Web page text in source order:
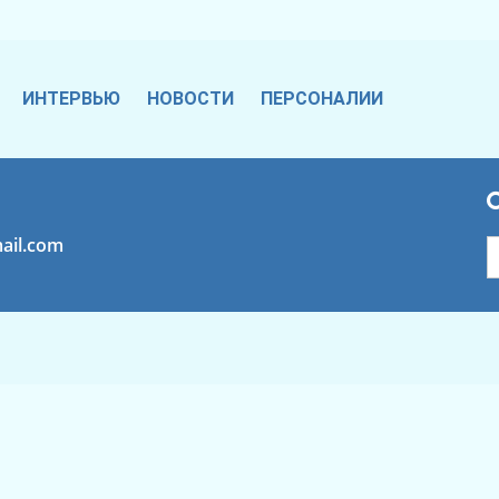
ИНТЕРВЬЮ НОВОСТИ ПЕРСОНАЛИИ